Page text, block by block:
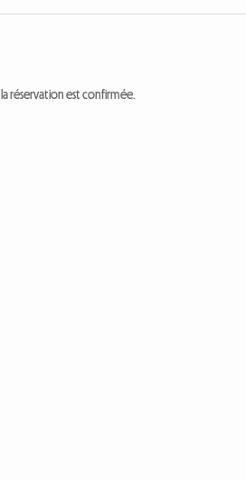
réservation est confirmée.